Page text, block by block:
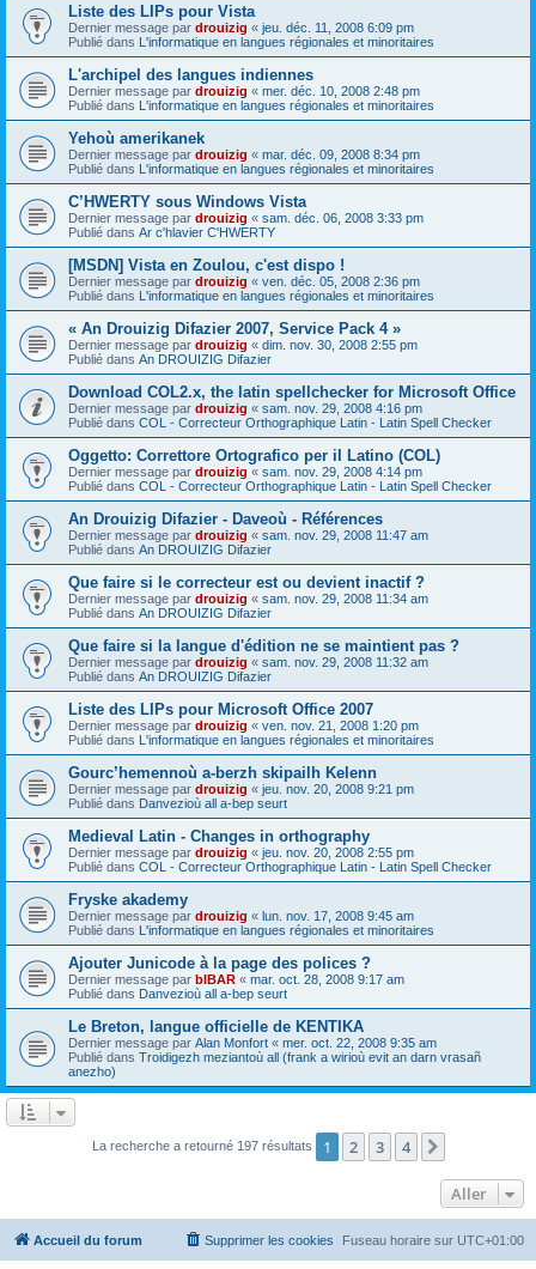
Liste des LIPs pour Vista
Dernier message par drouizig « jeu. déc. 11, 2008 6:09 pm
Publié dans L'informatique en langues régionales et minoritaires
L'archipel des langues indiennes
Dernier message par drouizig « mer. déc. 10, 2008 2:48 pm
Publié dans L'informatique en langues régionales et minoritaires
Yehoù amerikanek
Dernier message par drouizig « mar. déc. 09, 2008 8:34 pm
Publié dans L'informatique en langues régionales et minoritaires
C’HWERTY sous Windows Vista
Dernier message par drouizig « sam. déc. 06, 2008 3:33 pm
Publié dans Ar c'hlavier C'HWERTY
[MSDN] Vista en Zoulou, c'est dispo !
Dernier message par drouizig « ven. déc. 05, 2008 2:36 pm
Publié dans L'informatique en langues régionales et minoritaires
« An Drouizig Difazier 2007, Service Pack 4 »
Dernier message par drouizig « dim. nov. 30, 2008 2:55 pm
Publié dans An DROUIZIG Difazier
Download COL2.x, the latin spellchecker for Microsoft Office
Dernier message par drouizig « sam. nov. 29, 2008 4:16 pm
Publié dans COL - Correcteur Orthographique Latin - Latin Spell Checker
Oggetto: Correttore Ortografico per il Latino (COL)
Dernier message par drouizig « sam. nov. 29, 2008 4:14 pm
Publié dans COL - Correcteur Orthographique Latin - Latin Spell Checker
An Drouizig Difazier - Daveoù - Références
Dernier message par drouizig « sam. nov. 29, 2008 11:47 am
Publié dans An DROUIZIG Difazier
Que faire si le correcteur est ou devient inactif ?
Dernier message par drouizig « sam. nov. 29, 2008 11:34 am
Publié dans An DROUIZIG Difazier
Que faire si la langue d'édition ne se maintient pas ?
Dernier message par drouizig « sam. nov. 29, 2008 11:32 am
Publié dans An DROUIZIG Difazier
Liste des LIPs pour Microsoft Office 2007
Dernier message par drouizig « ven. nov. 21, 2008 1:20 pm
Publié dans L'informatique en langues régionales et minoritaires
Gourc’hemennoù a-berzh skipailh Kelenn
Dernier message par drouizig « jeu. nov. 20, 2008 9:21 pm
Publié dans Danvezioù all a-bep seurt
Medieval Latin - Changes in orthography
Dernier message par drouizig « jeu. nov. 20, 2008 2:55 pm
Publié dans COL - Correcteur Orthographique Latin - Latin Spell Checker
Fryske akademy
Dernier message par drouizig « lun. nov. 17, 2008 9:45 am
Publié dans L'informatique en langues régionales et minoritaires
Ajouter Junicode à la page des polices ?
Dernier message par bIBAR « mar. oct. 28, 2008 9:17 am
Publié dans Danvezioù all a-bep seurt
Le Breton, langue officielle de KENTIKA
Dernier message par Alan Monfort « mer. oct. 22, 2008 9:35 am
Publié dans Troidigezh meziantoù all (frank a wirioù evit an darn vrasañ
anezho)
La recherche a retourné 197 résultats 1 2 3 4
Aller
Accueil du forum Fuseau horaire sur UTC+01:00
Supprimer les cookies